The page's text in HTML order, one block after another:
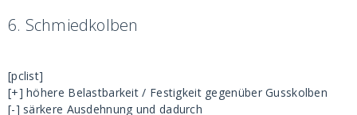
6. Schmiedkolben
[pclist]
[+] höhere Belastbarkeit / Festigkeit gegenüber Gusskolben
[-] särkere Ausdehnung und dadurch